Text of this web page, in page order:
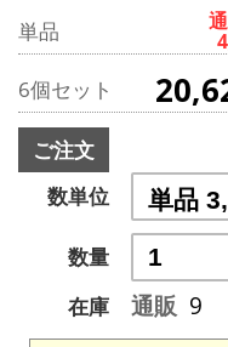
単品
6個セット
ご注文
数単位
数量
在庫
通販 9